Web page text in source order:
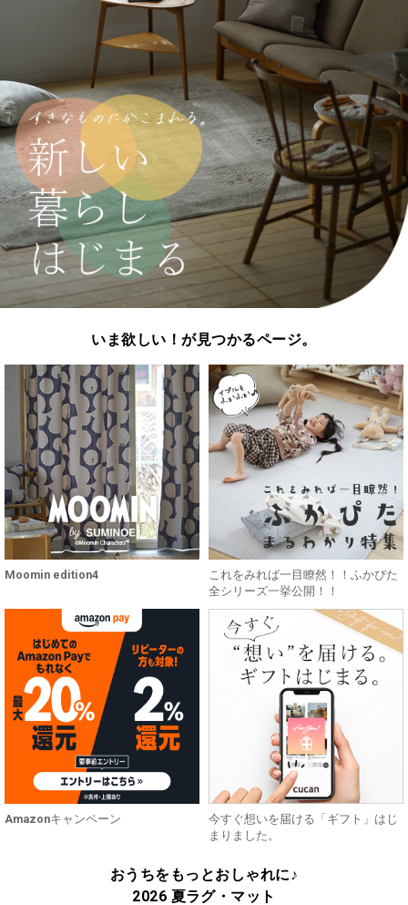
いま欲しい！が見つかるページ。
Moomin edition4
これをみれば一目瞭然！！ふかぴた
全シリーズ一挙公開！！
Amazonキャンペーン
今すぐ想いを届ける「ギフト」はじ
まりました。
おうちをもっとおしゃれに♪
2026 夏ラグ・マット